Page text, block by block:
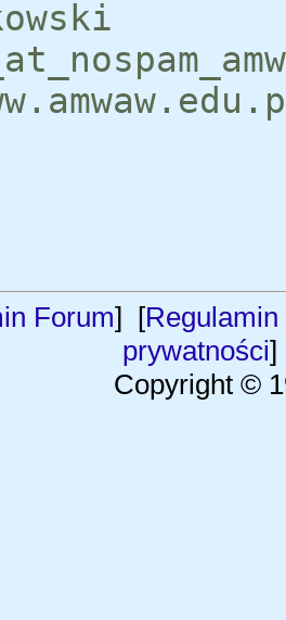
Forum] [
prywatności]
Copyright ©